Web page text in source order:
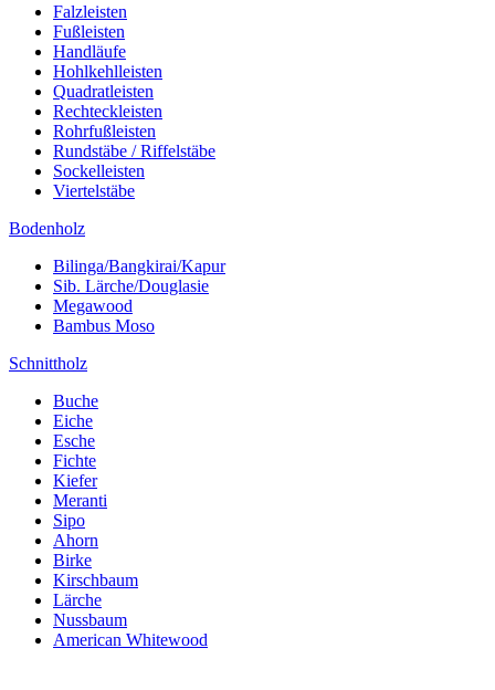
Falzleisten
Fußleisten
Handläufe
Hohlkehlleisten
Quadratleisten
Rechteckleisten
Rohrfußleisten
Rundstäbe / Riffelstäbe
Sockelleisten
Viertelstäbe
Bodenholz
Bilinga/Bangkirai/Kapur
Sib. Lärche/Douglasie
Megawood
Bambus Moso
Schnittholz
Buche
Eiche
Esche
Fichte
Kiefer
Meranti
Sipo
Ahorn
Birke
Kirschbaum
Lärche
Nussbaum
American Whitewood